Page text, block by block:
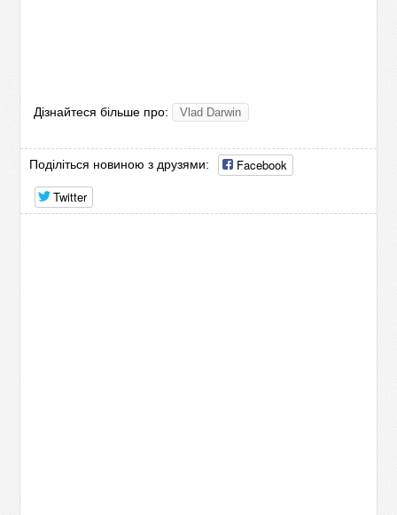
Дізнайтеся більше про: Vlad Darwin
Поділіться новиною з друзями:
Facebook
Twitter